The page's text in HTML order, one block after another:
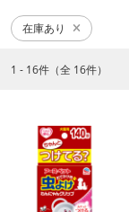
在庫あり
1 - 16件（全 16件）